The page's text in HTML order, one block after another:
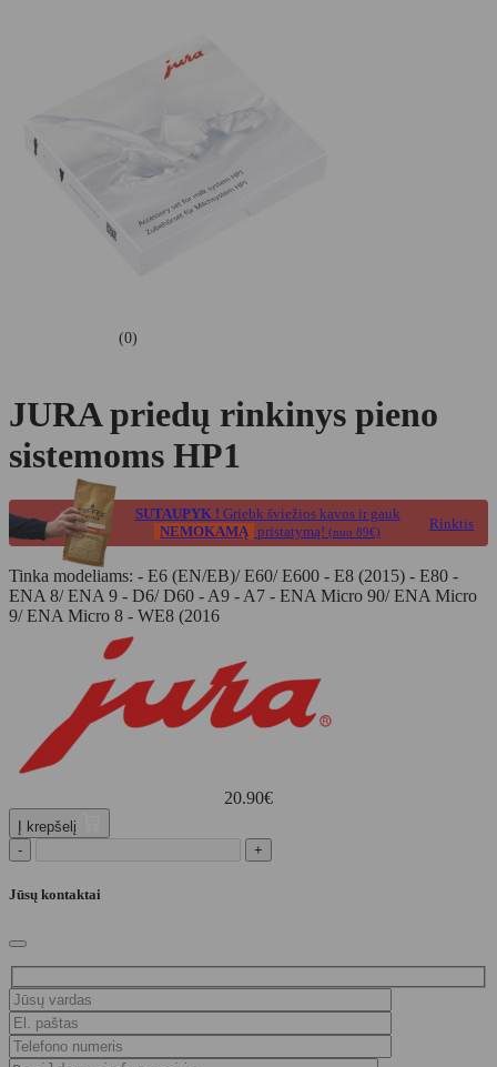
(0)
JURA priedų rinkinys pieno
sistemoms HP1
SUTAUPYK ! Griebk šviežios kavos ir gauk
NEMOKAMĄ pristatymą! (nuo 89€) Rinktis
Tinka modeliams: - E6 (EN/EB)/ E60/ E600 - E8 (2015) - E80 -
ENA 8/ ENA 9 - D6/ D60 - A9 - A7 - ENA Micro 90/ ENA Micro
9/ ENA Micro 8 - WE8 (2016
20.90€
Į krepšelį
-
+
Jūsų kontaktai